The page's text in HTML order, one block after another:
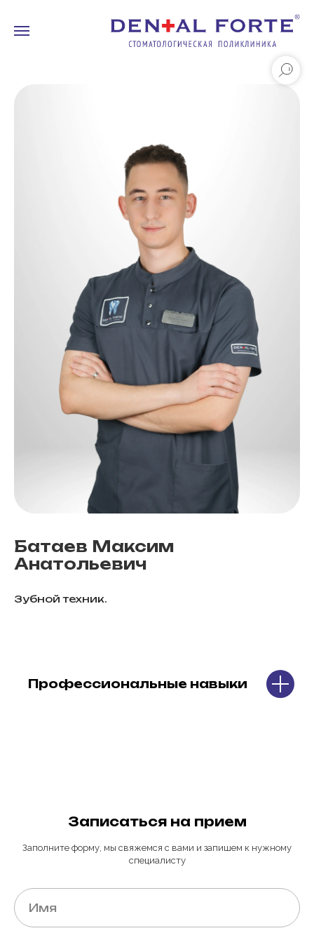
Батаев Максим
Анатольевич
Зубной техник.
Профессиональные навыки
Записаться на прием
Заполните форму, мы свяжемся с вами и запишем к нужному
специалисту